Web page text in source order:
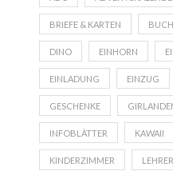
BRIEFE & KARTEN
DINO EINHORN
EINLADUNG EINZUG
GESCHENKE
INFOBLÄTTER KAWAII
KINDERZIMMER